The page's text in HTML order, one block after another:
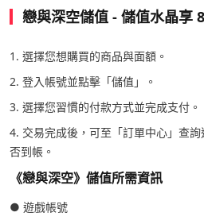
戀與深空儲值 - 儲值水晶享
1. 選擇您想購買的商品與面額。
2. 登入帳號並點擊「儲值」。
3. 選擇您習慣的付款方式並完成支付。
4. 交易完成後，可至「訂單中心」查
否到帳。
《戀與深空》儲值所需資訊
● 遊戲帳號